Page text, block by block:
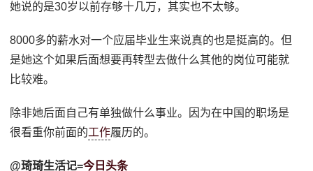
她说的是30岁以前存够十几万，其实也不太够。
8000多的薪水对一个应届毕业生来说真的也是挺高的。但
是她这个如果后面想要再转型去做什么其他的岗位可能就
比较难。
除非她后面自己有单独做什么事业。因为在中国的职场是
很看重你前面的工作履历的。
@琦琦生活记=今日头条